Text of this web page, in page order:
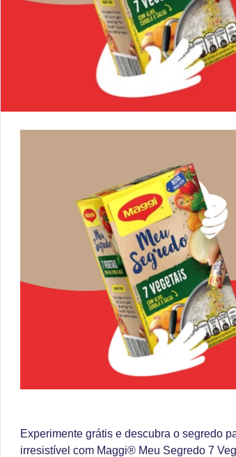
Experimente grátis e descubra o segredo
irresistível com Maggi® Meu Segredo 7